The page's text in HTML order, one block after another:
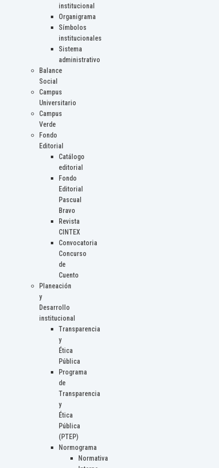
institucional
Organigrama
Símbolos
institucionales
Sistema
administrativo
Balance
Social
Campus
Universitario
Campus
Verde
Fondo
Editorial
Catálogo
editorial
Fondo
Editorial
Pascual
Bravo
Revista
CINTEX
Convocatoria
Concurso
de
Cuento
Planeación
y
Desarrollo
institucional
Transparencia
y
Ética
Pública
Programa
de
Transparencia
y
Ética
Pública
(PTEP)
Normograma
Normativa